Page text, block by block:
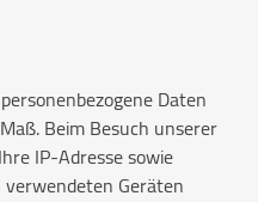
Daten
Beim Besuch unserer
IP-Adresse sowie
Geräten